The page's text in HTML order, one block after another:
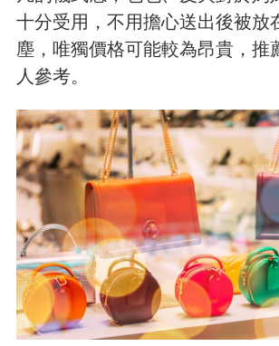
十分受用，不用擔心送出後被放
塵，唯獨價格可能較為昂貴，推
人參考。